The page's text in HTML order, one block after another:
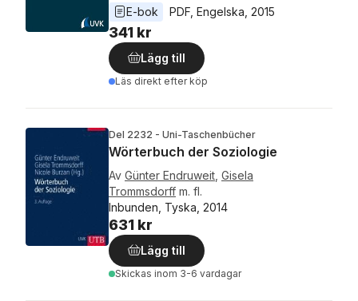
E-bok
PDF Engelska 2015
341 kr
Lägg till
Läs direkt efter köp
Del 2232 - Uni-Taschenbücher
Wörterbuch der Soziologie
Av Günter Endruweit Gisela
Trommsdorff m. fl.
Inbunden, Tyska, 2014
631 kr
Lägg till
Skickas inom 3-6 vardagar